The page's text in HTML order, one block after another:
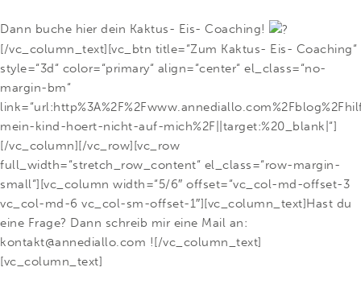
Dann buche hier dein Kaktus- Eis- Coaching!
[/vc_column_text][vc_btn title=“Zum Kaktus- Eis- Coaching“
style=“3d“ color=“primary“ align=“center“ el_class=“no-
margin-bm“
mein-kind-hoert-nicht-auf-mich%2F||target:%20_blank|“]
[/vc_column][/vc_row][vc_row
full_width=“stretch_row_content“ el_class=“row-margin-
small“][vc_column width=“5/6″ offset=“vc_col-md-offset-3
vc_col-md-6 vc_col-sm-offset-1″][vc_column_text]Hast du
eine Frage? Dann schreib mir eine Mail an:
kontakt@annediallo.com ![/vc_column_text]
[vc_column_text]